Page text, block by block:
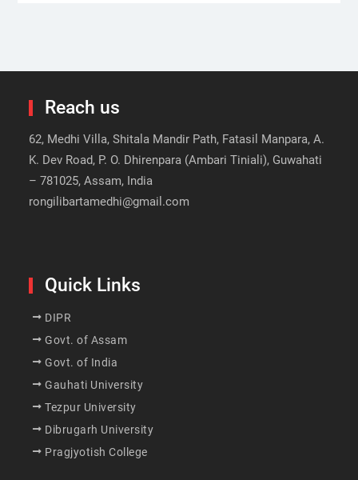
Reach us
62, Medhi Villa, Shitala Mandir Path, Fatasil Manpara, A.
K. Dev Road, P. O. Dhirenpara (Ambari Tiniali), Guwahati
– 781025, Assam, India
rongilibartamedhi@gmail.com
Quick Links
DIPR
Govt. of Assam
Govt. of India
Gauhati University
Tezpur University
Dibrugarh University
Pragjyotish College